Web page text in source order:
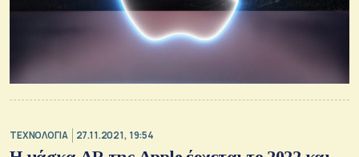
ΤΕΧΝΟΛΟΓΙΑ 27.11.2021, 19:54